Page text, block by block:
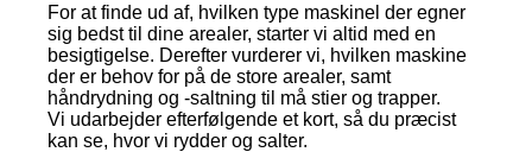
For at finde ud af, hvilken type maskinel der egner
sig bedst til dine arealer, starter vi altid med en
besigtigelse. Derefter vurderer vi, hvilken maskine
der er behov for på de store arealer, samt
håndrydning og -saltning til må stier og trapper.
Vi udarbejder efterfølgende et kort, så du præcist
kan se, hvor vi rydder og salter.